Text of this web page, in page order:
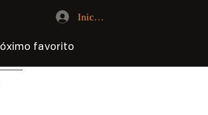
Iniciar sesión
favorito